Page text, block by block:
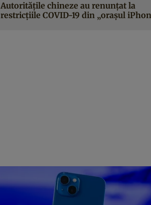
Autoritățile chineze au renunțat la
restricțiile COVID-19 din „orașul